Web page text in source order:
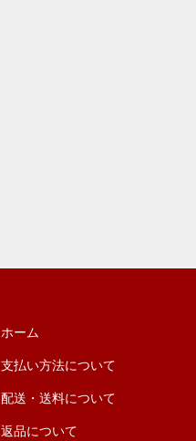
ホーム
支払い方法について
配送・送料について
返品について